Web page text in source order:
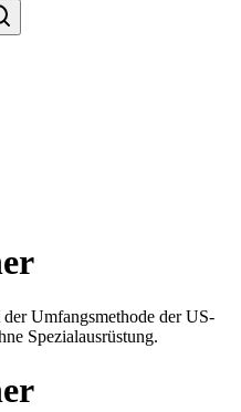
Umfangsmethode der US-
Spezialausrüstung.